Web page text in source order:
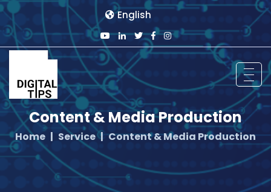
English
Content & Media Production
Home Service Content & Media Production